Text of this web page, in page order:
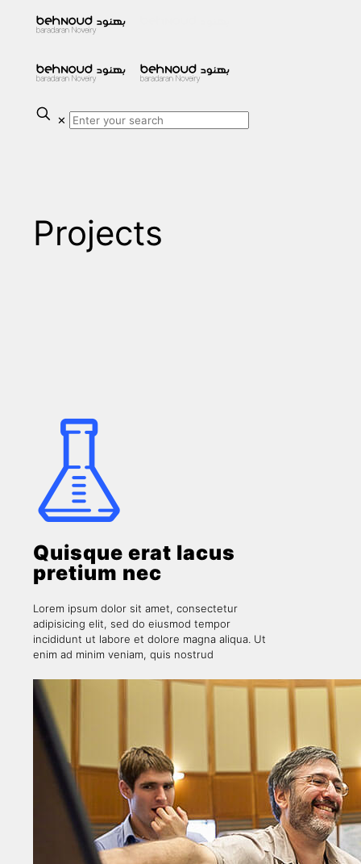
✕
Projects
Quisque erat lacus
pretium nec
Lorem ipsum dolor sit amet, consectetur
adipisicing elit, sed do eiusmod tempor
incididunt ut labore et dolore magna aliqua. Ut
enim ad minim veniam, quis nostrud